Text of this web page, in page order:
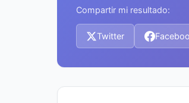
Compartir mi resultado:
Twitter